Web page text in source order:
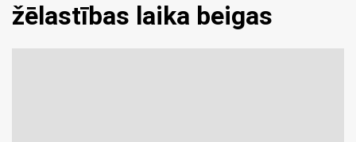
žēlastības laika beigas